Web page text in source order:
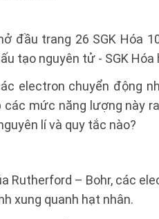
đầu trang 26 SGK Hóa
tạo nguyên tử - SGK
electron chuyển động
các mức năng lượng này
lí và quy tắc nào?
Rutherford – Bohr, các
xung quanh hạt nhân.